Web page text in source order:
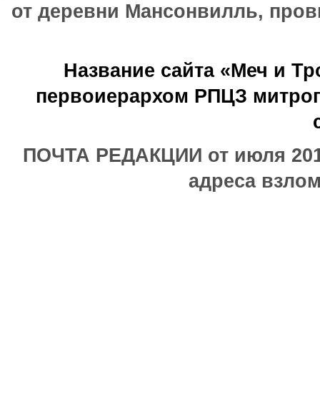
от деревни Мансонвилль,
Название сайта «Меч и
первоиерархом РПЦЗ
ПОЧТА РЕДАКЦИИ от июля
адреса